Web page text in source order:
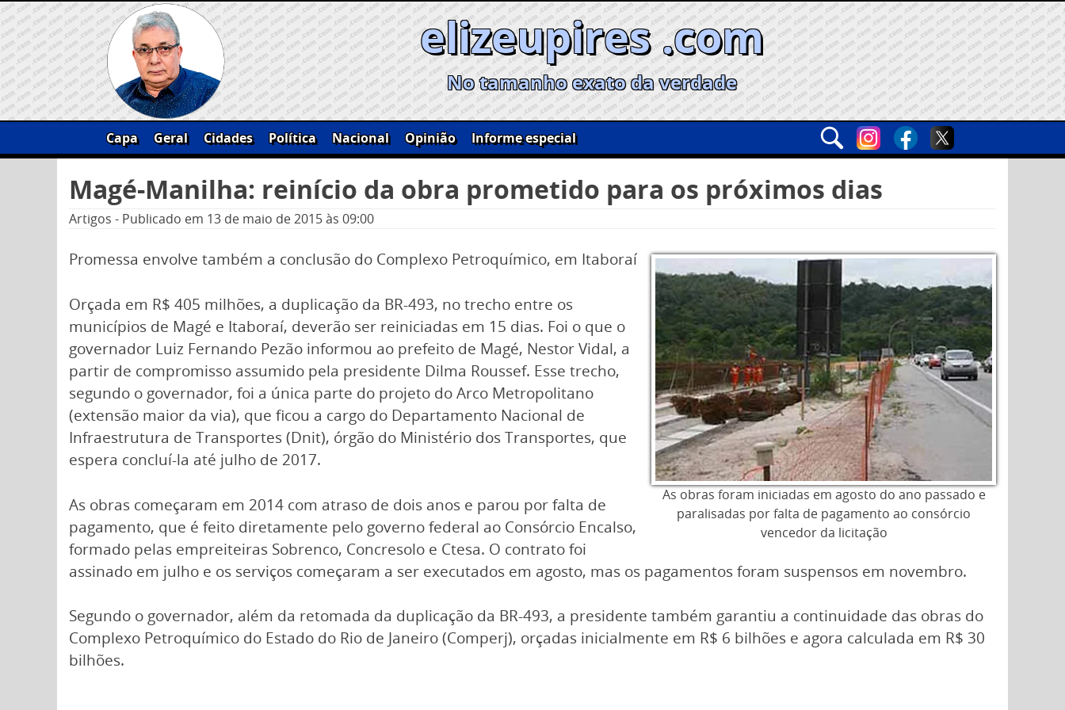
Skip
to
content
elizeupires .com
No tamanho exato da verdade
Capa Geral Cidades Política Nacional Opinião
Informe especial
por:
Magé-Manilha: reinício da obra prometido para os próximos dias
Artigos - Publicado em 13 de maio de 2015às 09:00
As obras foram iniciadas em agosto do ano passado e
paralisadas por falta de pagamento ao consórcio
vencedor da licitação
Promessa envolve também a conclusão do Complexo Petroquímico, em Itaboraí
Orçada em R$ 405 milhões, a duplicação da BR-493, no trecho entre os
municípios de Magé e Itaboraí, deverão ser reiniciadas em 15 dias. Foi o que o
governador Luiz Fernando Pezão informou ao prefeito de Magé, Nestor Vidal, a
partir de compromisso assumido pela presidente Dilma Roussef. Esse trecho,
segundo o governador, foi a única parte do projeto do Arco Metropolitano
(extensão maior da via), que ficou a cargo do Departamento Nacional de
Infraestrutura de Transportes (Dnit), órgão do Ministério dos Transportes, que
espera concluí-la até julho de 2017.
As obras começaram em 2014 com atraso de dois anos e parou por falta de
pagamento, que é feito diretamente pelo governo federal ao Consórcio Encalso,
formado pelas empreiteiras Sobrenco, Concresolo e Ctesa. O contrato foi
assinado em julho e os serviços começaram a ser executados em agosto, mas os pagamentos foram suspensos em novembro.
Segundo o governador, além da retomada da duplicação da BR-493, a presidente também garantiu a continuidade das obras do
Complexo Petroquímico do Estado do Rio de Janeiro (Comperj), orçadas inicialmente em R$ 6 bilhões e agora calculada em R$ 30
bilhões.